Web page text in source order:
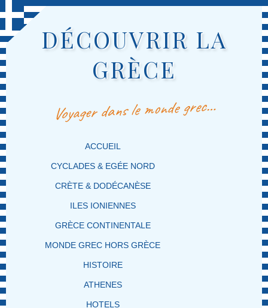
DÉCOUVRIR LA
GRÈCE
Voyager dans le monde grec…
MENU PRINCIPAL
MASQUER LA NAVIGATION PRINCIPALE
MASQUER LA NAVIGATION SECONDAIRE
ACCUEIL
CYCLADES & EGÉE NORD
CRÈTE & DODÉCANÈSE
ILES IONIENNES
GRÈCE CONTINENTALE
MONDE GREC HORS GRÈCE
HISTOIRE
ATHENES
HOTELS